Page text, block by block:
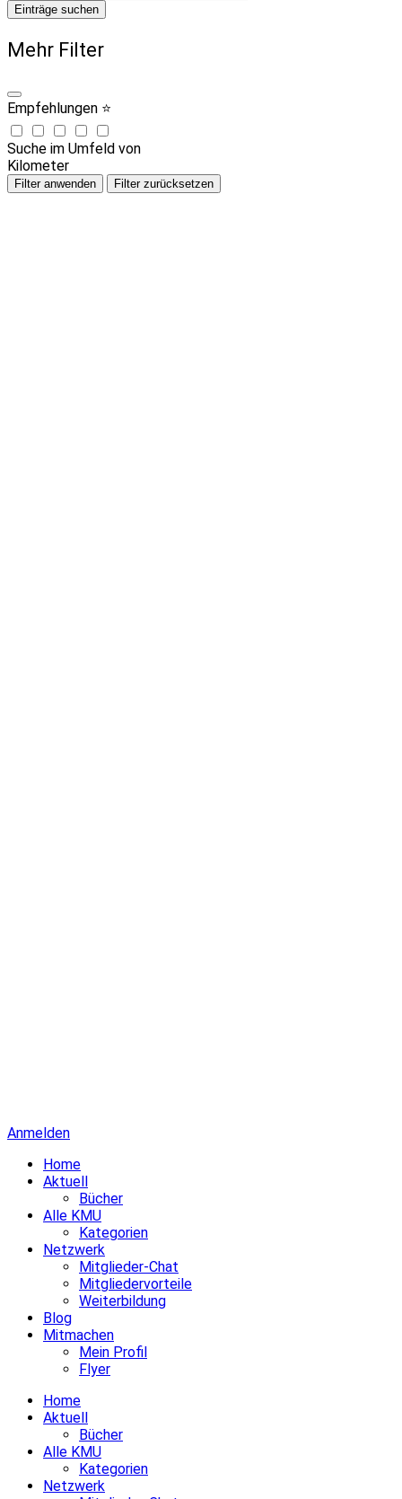
Einträge suchen
Mehr Filter
Empfehlungen ⭐
Suche im Umfeld von
Kilometer
Filter anwenden Filter zurücksetzen
Anmelden
Home
Aktuell
Bücher
Alle KMU
Kategorien
Netzwerk
Mitglieder-Chat
Mitgliedervorteile
Weiterbildung
Blog
Mitmachen
Mein Profil
Flyer
Home
Aktuell
Bücher
Alle KMU
Kategorien
Netzwerk